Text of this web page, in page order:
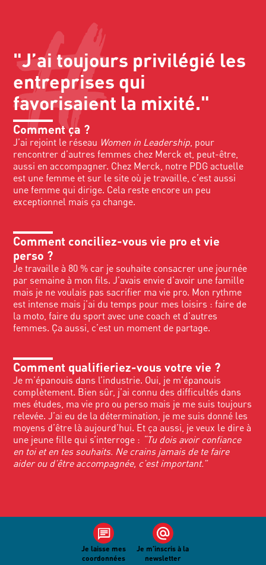
"J’ai toujours privilégié les
entreprises qui
favorisaient la mixité."
Comment ça ?
J’ai rejoint le réseau Women in Leadership, pour
rencontrer d’autres femmes chez Merck et, peut-être,
aussi en accompagner. Chez Merck, notre PDG actuelle
est une femme et sur le site où je travaille, c’est aussi
une femme qui dirige. Cela reste encore un peu
exceptionnel mais ça change.
Comment conciliez-vous vie pro et vie
perso ?
Je travaille à 80 % car je souhaite consacrer une journée
par semaine à mon fils. J’avais envie d’avoir une famille
mais je ne voulais pas sacrifier ma vie pro. Mon rythme
est intense mais j’ai du temps pour mes loisirs : faire de
la moto, faire du sport avec une coach et d’autres
femmes. Ça aussi, c’est un moment de partage.
Comment qualifieriez-vous votre vie ?
Je m’épanouis dans l’industrie. Oui, je m’épanouis
complètement. Bien sûr, j’ai connu des difficultés dans
mes études, ma vie pro ou perso mais je me suis toujours
relevée. J’ai eu de la détermination, je me suis donné les
moyens d’être là aujourd’hui. Et ça aussi, je veux le dire à
une jeune fille qui s’interroge : “Tu dois avoir confiance
en toi et en tes souhaits. Ne crains jamais de te faire
aider ou d’être accompagnée, c’est important.”
Je laisse mes
coordonnées
Je m’inscris à la
newsletter
JE SOUHAITE RECEVOIR LA NEWSLETTER
#TUASTAPLACE